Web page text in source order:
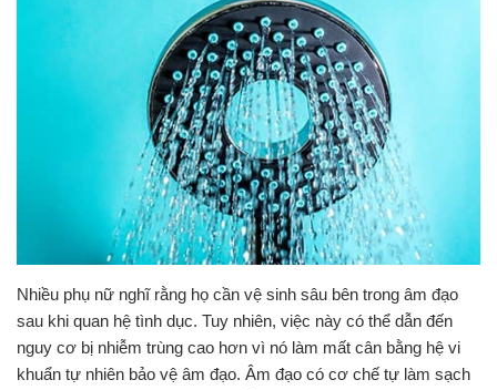
Nhiều phụ nữ nghĩ rằng họ cần vệ sinh sâu bên trong âm đạo
sau khi quan hệ tình dục. Tuy nhiên, việc này có thể dẫn đến
nguy cơ bị nhiễm trùng cao hơn vì nó làm mất cân bằng hệ vi
khuẩn tự nhiên bảo vệ âm đạo. Âm đạo có cơ chế tự làm sạch